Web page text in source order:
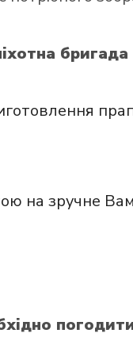
бригада
на зручне Вам
погодити